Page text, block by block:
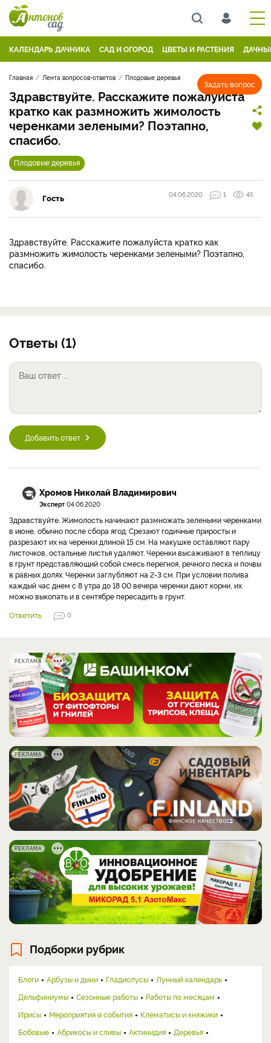
КАЛЕНДАРЬ ДАЧНИКА САД И ОГОРОД ЦВЕТЫ И РАСТЕНИЯ
Задать вопрос
Главная Лента вопросов-ответов Плодовые деревья
Здравствуйте. Расскажите пожалуйста
кратко как размножить жимолость
черенками зелеными? Поэтапно,
спасибо.
Плодовые деревья
Гость 04.06.2020 1 45
Здравствуйте. Расскажите пожалуйста кратко как
размножить жимолость черенками зелеными? Поэтапно,
спасибо.
Ответы (1)
Добавить ответ
Хромов Николай Владимирович
Эксперт 04.06.2020
Здравствуйте. Жимолость начинают размножать зелеными черенками
в июне, обычно после сбора ягод. Срезают годичные приросты и
разрезают их на черенки длиной 15 см. На макушке оставляют пару
листочков, остальные листья удаляют. Черенки высаживают в теплицу
в грунт представляющий собой смесь перегноя, речного песка и почвы
в равных долях. Черенки заглубляют на 2-3 см. При условии полива
каждый час днем с 8 утра до 18 00 вечера черенки дают корни, их
можно выкопать и в сентябре пересадить в грунт.
Ответить
0
РЕКЛАМА
РЕКЛАМА
РЕКЛАМА
Подборки рубрик
Блоги Арбузы и дыни Гладиолусы
Лунный календарь
Дельфиниумы
Сезонные работы
Работы по месяцам
Ирисы
Мероприятия и события
Клематисы и княжики
Бобовые
Абрикосы и сливы Актинидия
Деревья